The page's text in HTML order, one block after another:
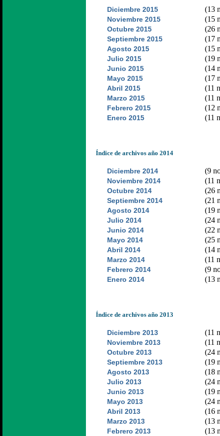
Diciembre 2015 (13
Noviembre 2015 (15
Octubre 2015 (26
Septiembre 2015 (17
Agosto 2015 (15
Julio 2015 (19
Junio 2015 (14
Mayo 2015 (17
Abril 2015 (11
Marzo 2015 (11
Febrero 2015 (12
Enero 2015 (11
Índice de archivos año 2014
Diciembre 2014 (9
Noviembre 2014 (11
Octubre 2014 (26
Septiembre 2014 (21
Agosto 2014 (19
Julio 2014 (24
Junio 2014 (22
Mayo 2014 (25
Abril 2014 (14
Marzo 2014 (11
Febrero 2014 (9
Enero 2014 (13
Índice de archivos año 2013
Diciembre 2013 (11
Noviembre 2013 (11
Octubre 2013 (24
Septiembre 2013 (19
Agosto 2013 (18
Julio 2013 (24
Junio 2013 (19
Mayo 2013 (24
Abril 2013 (16
Marzo 2013 (13
Febrero 2013 (13